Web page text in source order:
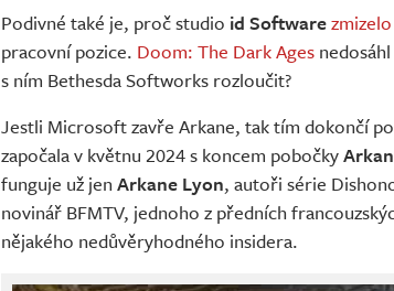
Podivné také je, proč studio id Softwarezmizelo
pracovní pozice. Doom: The Dark Ages
s ním Bethesda Softworks rozloučit?
Jestli Microsoft zavře Arkane, tak tím dokončí
započala v květnu 2024 s koncem pobočky
funguje už jen Arkane Lyon, autoři série
novinář BFMTV, jednoho z předních
nějakého nedůvěryhodného insidera.